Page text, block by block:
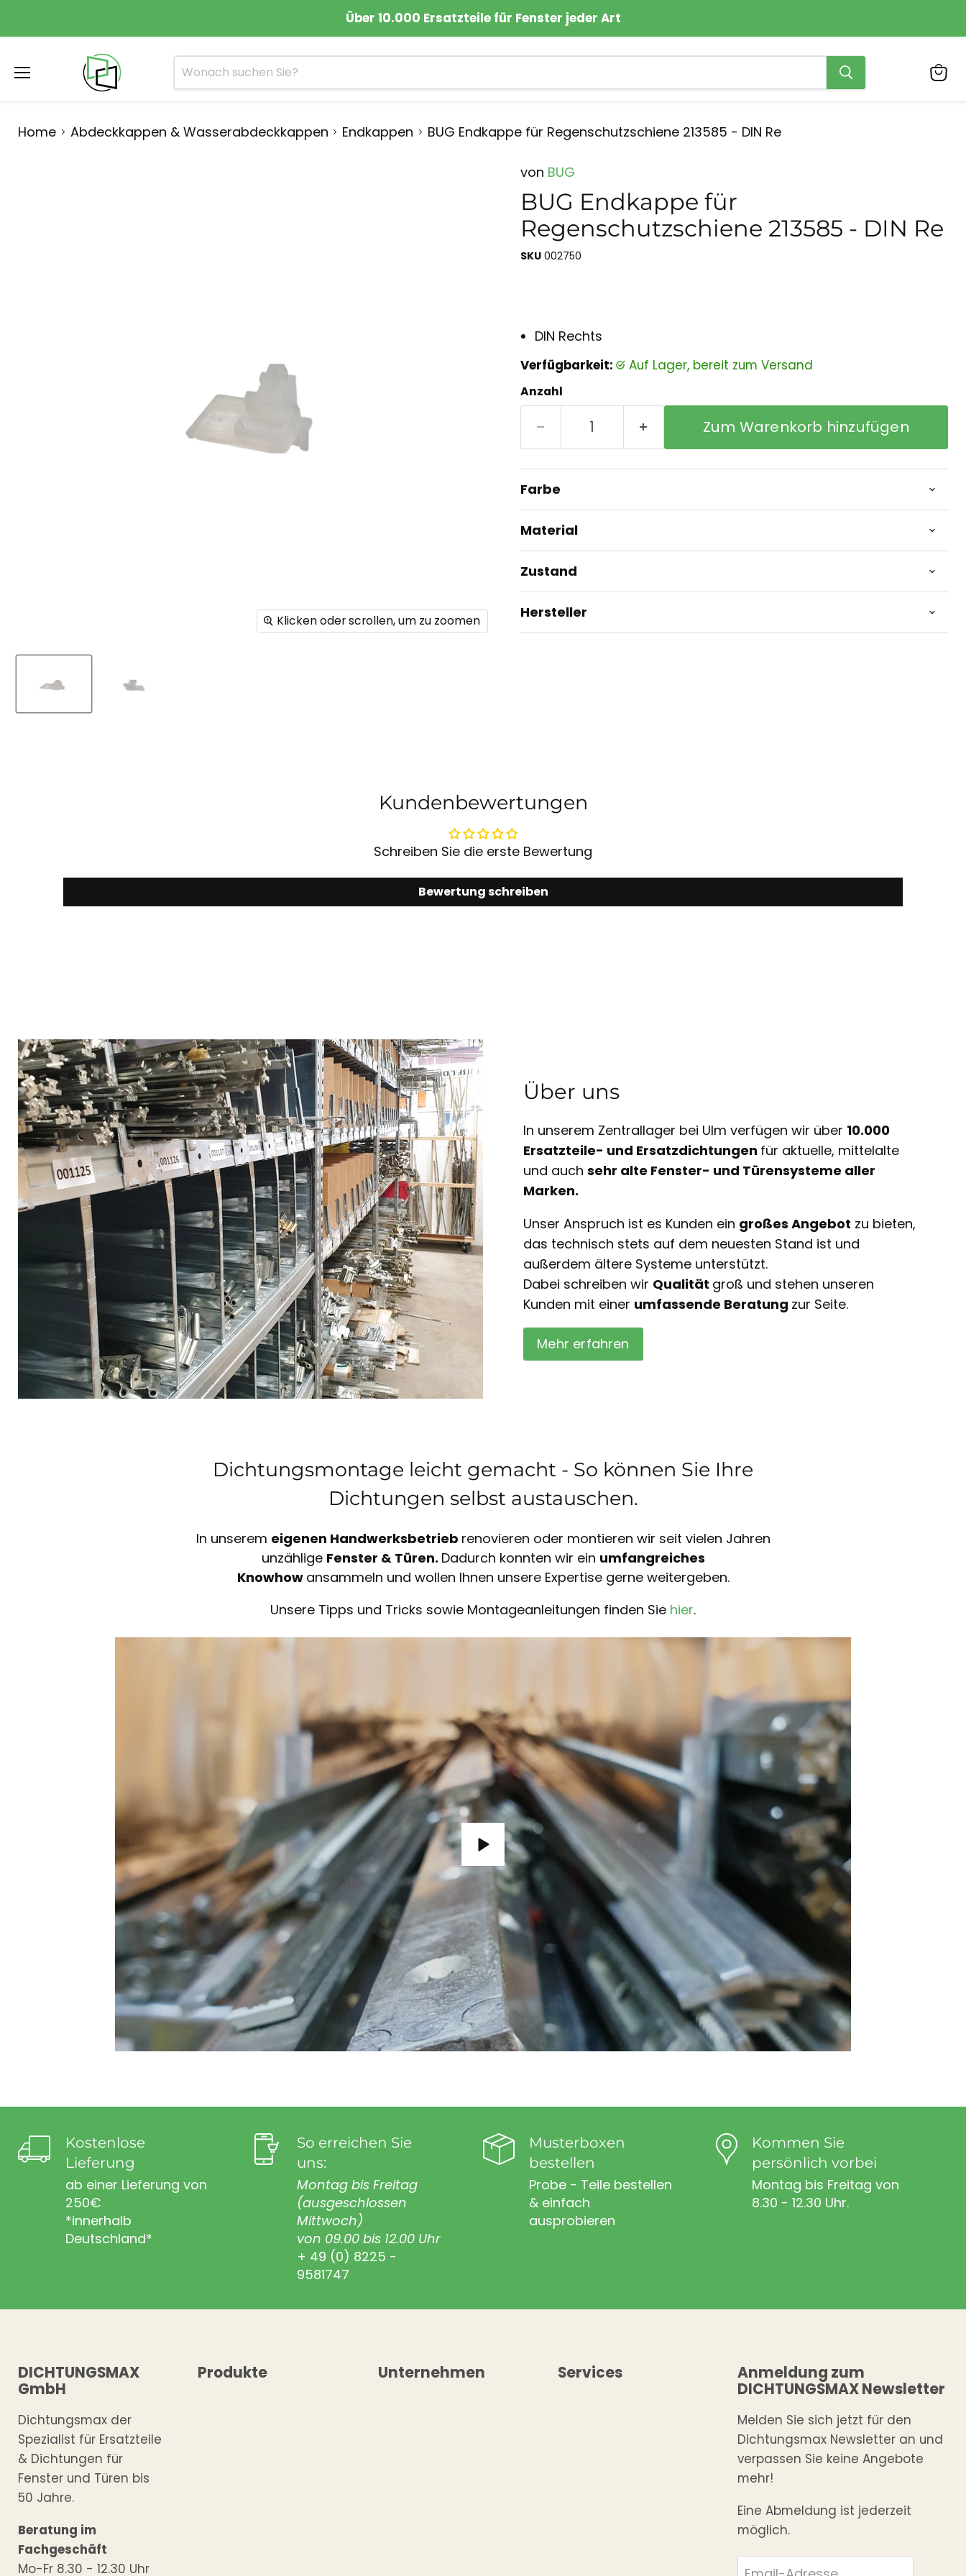
Über 10.000 Ersatzteile für Fenster jeder Art
Home
Abdeckkappen & Wasserabdeckkappen Endkappen BUG Endkappe für Regenschutzschiene 213585 - DIN Re
Klicken oder scrollen, um zu zoomen
von BUG
BUG Endkappe für
Regenschutzschiene 213585 - DIN Re
SKU 002750
DIN Rechts
Verfügbarkeit: auf Lager, bereit zum Versand
Anzahl
Zum Warenkorb hinzufügen
Farbe
Material
Zustand
Hersteller
Kundenbewertungen
Schreiben Sie die erste Bewertung
Bewertung schreiben
Über uns
In unserem Zentrallager bei Ulm verfügen wir über 10.000
Ersatzteile- und Ersatzdichtungen für aktuelle, mittelalte
und auchsehr alte Fenster- und Türensysteme aller
Marken.
Unser Anspruch ist es Kunden ein großes Angebot zu bieten,
das technisch stets auf dem neuesten Stand ist und
außerdem ältere Systeme unterstützt.
Dabei schreiben wir Qualität groß und stehen unseren
Kunden mit einer umfassende Beratung zur Seite.
Mehr erfahren
Dichtungsmontage leicht gemacht - So können Sie Ihre
Dichtungen selbst austauschen.
In unserem eigenen Handwerksbetrieb renovieren oder montieren wir seit vielen Jahren
unzählige Fenster & Türen. Dadurch konnten wir ein umfangreiches
Knowhow ansammeln und wollen Ihnen unsere Expertise gerne weitergeben.
Unsere Tipps und Tricks sowie Montageanleitungen finden Sie hier.
Kostenlose
Lieferung
ab einer Lieferung von
250€
*innerhalb
Deutschland*
So erreichen Sie
uns:
Montag bis Freitag
(ausgeschlossen
Mittwoch)
von 09.00 bis 12.00 Uhr
+ 49 (0) 8225 -
9581747
Musterboxen
bestellen
Probe - Teile bestellen
& einfach
ausprobieren
Kommen Sie
persönlich vorbei
Montag bis Freitag von
8.30 - 12.30 Uhr.
DICHTUNGSMAX
GmbH
Dichtungsmax der
Spezialist für Ersatzteile
& Dichtungen für
Fenster und Türen bis
50 Jahre.
Beratung im
Fachgeschäft
Mo-Fr 8.30 - 12.30 Uhr
Produkte Unternehmen Services
Anmeldung zum
DICHTUNGSMAX Newsletter
Melden Sie sich jetzt für den
Dichtungsmax Newsletter an und
verpassen Sie keine Angebote
mehr!
Eine Abmeldung ist jederzeit
möglich.